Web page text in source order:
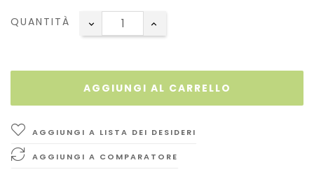
QUANTITÀ
AGGIUNGI AL CARRELLO
AGGIUNGI A LISTA DEI DESIDERI
AGGIUNGI A COMPARATORE